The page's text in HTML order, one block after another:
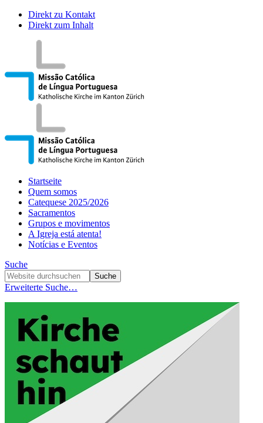
Direkt zu Kontakt
Direkt zum Inhalt
Startseite
Quem somos
Catequese 2025/2026
Sacramentos
Grupos e movimentos
A Igreja está atenta!
Notícias e Eventos
Suche
Erweiterte Suche…